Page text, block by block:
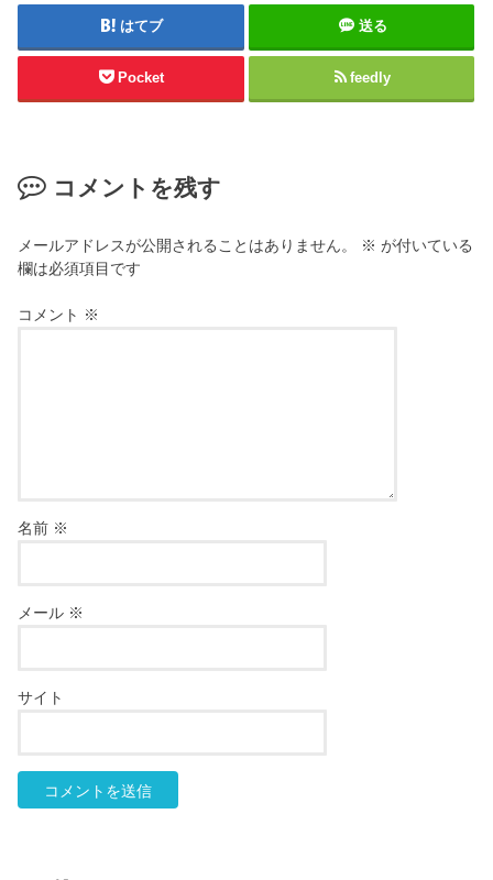
はてブ 送る
Pocket feedly
コメントを残す
メールアドレスが公開されることはありません。 ※ が付いている
欄は必須項目です
コメント ※
名前 ※
メール ※
サイト